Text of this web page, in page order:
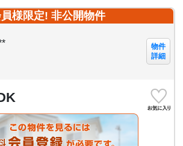
様限定! 非公開物件
物件
詳細